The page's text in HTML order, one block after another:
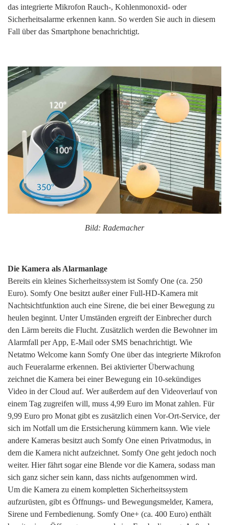
das integrierte Mikrofon Rauch-, Kohlenmonoxid- oder
Sicherheitsalarme erkennen kann. So werden Sie auch in diesem
Fall über das Smartphone benachrichtigt.
Bild: Rademacher
Die Kamera als Alarmanlage
Bereits ein kleines Sicherheitssystem ist Somfy One (ca. 250
Euro). Somfy One besitzt außer einer Full-HD-Kamera mit
Nachtsichtfunktion auch eine Sirene, die bei einer Bewegung zu
heulen beginnt. Unter Umständen ergreift der Einbrecher durch
den Lärm bereits die Flucht. Zusätzlich werden die Bewohner im
Alarmfall per App, E-Mail oder SMS benachrichtigt. Wie
Netatmo Welcome kann Somfy One über das integrierte Mikrofon
auch Feueralarme erkennen. Bei aktivierter Überwachung
zeichnet die Kamera bei einer Bewegung ein 10-sekündiges
Video in der Cloud auf. Wer außerdem auf den Videoverlauf von
einem Tag zugreifen will, muss 4,99 Euro im Monat zahlen. Für
9,99 Euro pro Monat gibt es zusätzlich einen Vor-Ort-Service, der
sich im Notfall um die Erstsicherung kümmern kann. Wie viele
andere Kameras besitzt auch Somfy One einen Privatmodus, in
dem die Kamera nicht aufzeichnet. Somfy One geht jedoch noch
weiter. Hier fährt sogar eine Blende vor die Kamera, sodass man
sich ganz sicher sein kann, dass nichts aufgenommen wird.
Um die Kamera zu einem kompletten Sicherheitssystem
aufzurüsten, gibt es Öffnungs- und Bewegungsmelder, Kamera,
Sirene und Fernbedienung. Somfy One+ (ca. 400 Euro) enthält